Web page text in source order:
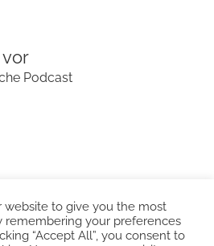
Podcast
website to give you the most
remembering your preferences
“Accept All”, you consent to